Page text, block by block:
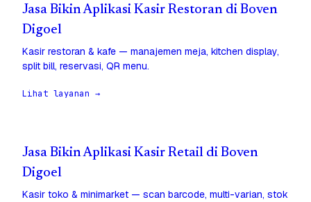
Jasa Bikin Aplikasi Kasir Restoran di Boven
Digoel
Kasir restoran & kafe — manajemen meja, kitchen display,
split bill, reservasi, QR menu.
Lihat layanan →
Jasa Bikin Aplikasi Kasir Retail di Boven
Digoel
Kasir toko & minimarket — scan barcode, multi-varian, stok